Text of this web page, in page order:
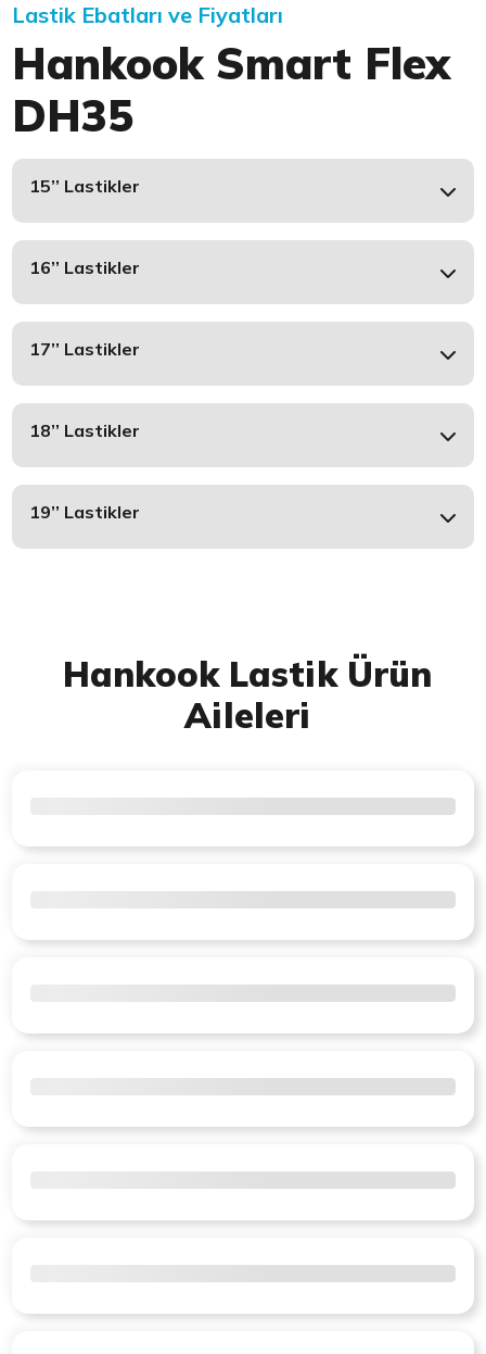
Lastik Ebatları ve Fiyatları
Hankook Smart Flex
DH35
15’’ Lastikler
16’’ Lastikler
17’’ Lastikler
18’’ Lastikler
19’’ Lastikler
Hankook Lastik Ürün
Aileleri